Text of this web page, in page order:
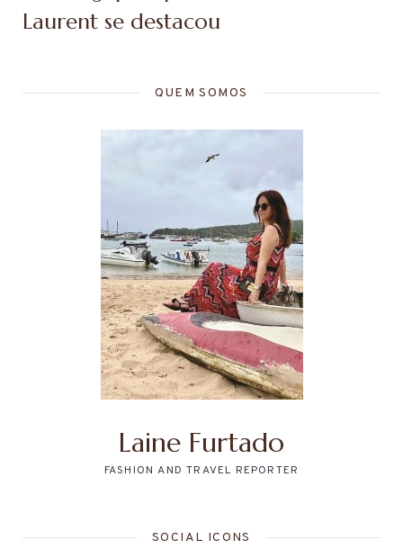
Laurent se destacou
QUEM SOMOS
Laine Furtado
FASHION AND TRAVEL REPORTER
SOCIAL ICONS